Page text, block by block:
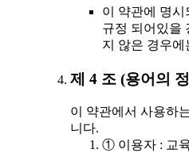
이 약관에 명시
규정 되어있을
지 않은 경우
제 4 조 (용어의
이 약관에서 사용하
니다.
① 이용자 : 교